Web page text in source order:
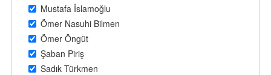
Mustafa İslamoğlu
Ömer Nasuhi Bilmen
Ömer Öngüt
Şaban Piriş
Sadık Türkmen